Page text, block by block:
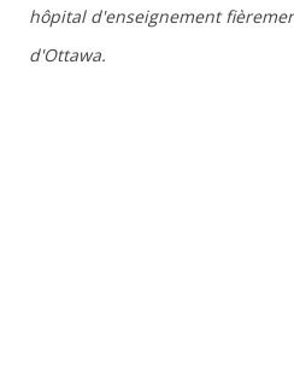
hôpital d'enseignement
d'Ottawa.